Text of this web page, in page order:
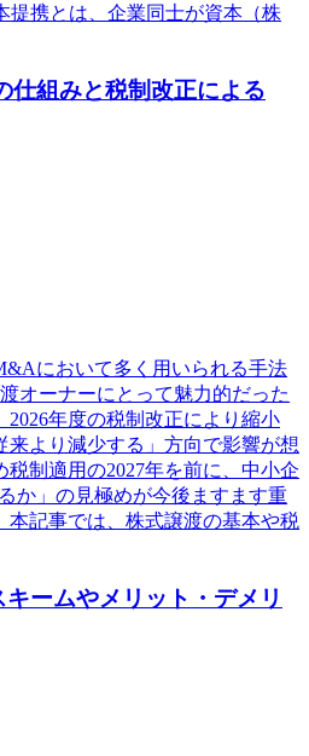
提携とは、企業同士が資本（株
仕組みと税制改正による
において多く用いられる手法
オーナーにとって魅力的だった
年度の税制改正により縮小
来より減少する」方向で影響が想
制適用の2027年を前に、中小企
か」の見極めが今後ますます重
本記事では、株式譲渡の基本や税
ームやメリット・デメリ